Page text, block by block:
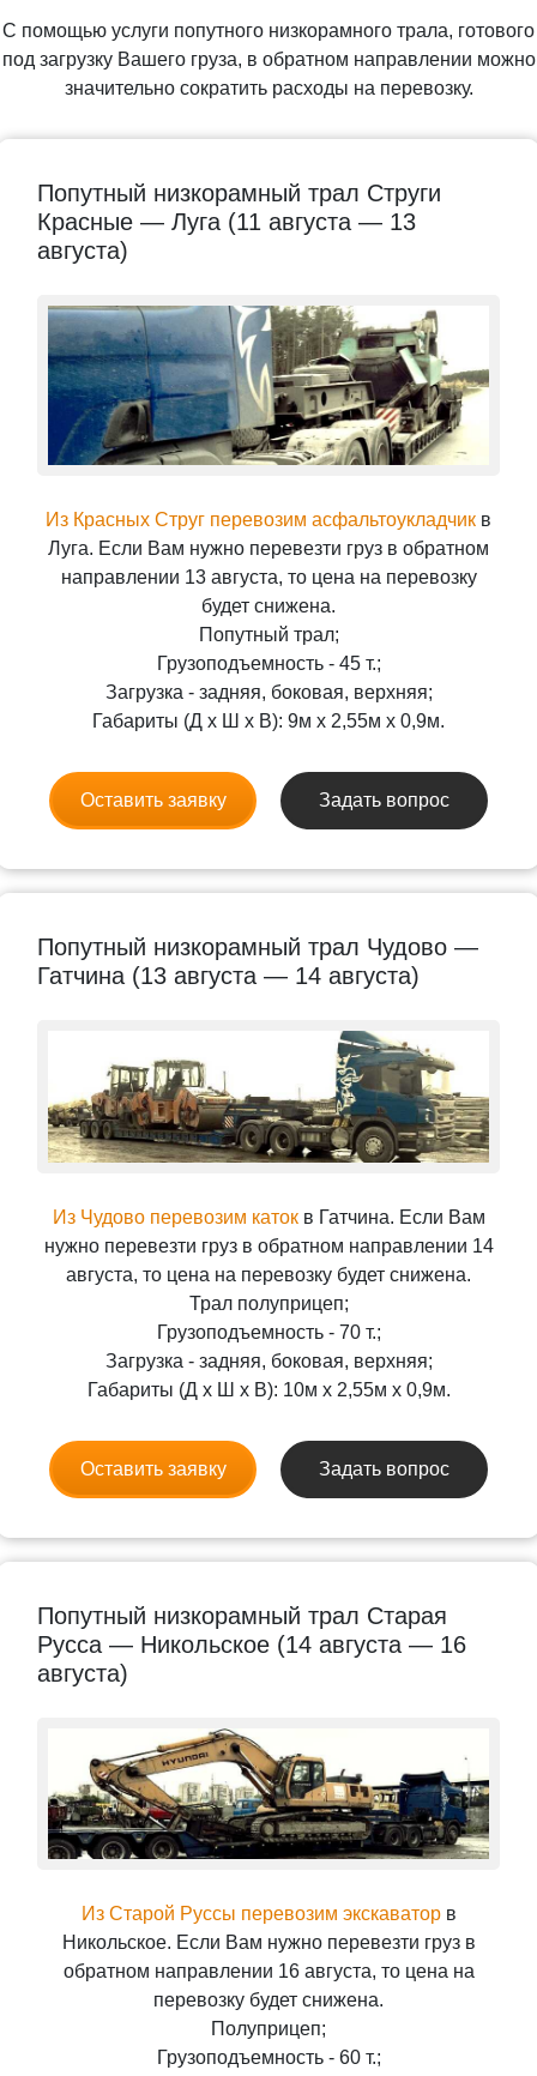
С помощью услуги попутного низкорамного трала, готового
под загрузку Вашего груза, в обратном направлении можно
значительно сократить расходы на перевозку.
Попутный низкорамный трал Струги
Красные — Луга (11 августа — 13
августа)
Из Красных Струг перевозим асфальтоукладчик в
Луга. Если Вам нужно перевезти груз в обратном
направлении 13 августа, то цена на перевозку
будет снижена.
Попутный трал;
Грузоподъемность - 45 т.;
Загрузка - задняя, боковая, верхняя;
Габариты (Д x Ш x В): 9м x 2,55м x 0,9м.
Оставить заявку Задать вопрос
Попутный низкорамный трал Чудово —
Гатчина (13 августа — 14 августа)
Из Чудово перевозим катокв Гатчина. Если Вам
нужно перевезти груз в обратном направлении 14
августа, то цена на перевозку будет снижена.
Трал полуприцеп;
Грузоподъемность - 70 т.;
Загрузка - задняя, боковая, верхняя;
Габариты (Д x Ш x В): 10м x 2,55м x 0,9м.
Оставить заявку Задать вопрос
Попутный низкорамный трал Старая
Русса — Никольское (14 августа — 16
августа)
Из Старой Руссы перевозим экскаваторв
Никольское. Если Вам нужно перевезти груз в
обратном направлении 16 августа, то цена на
перевозку будет снижена.
Полуприцеп;
Грузоподъемность - 60 т.;